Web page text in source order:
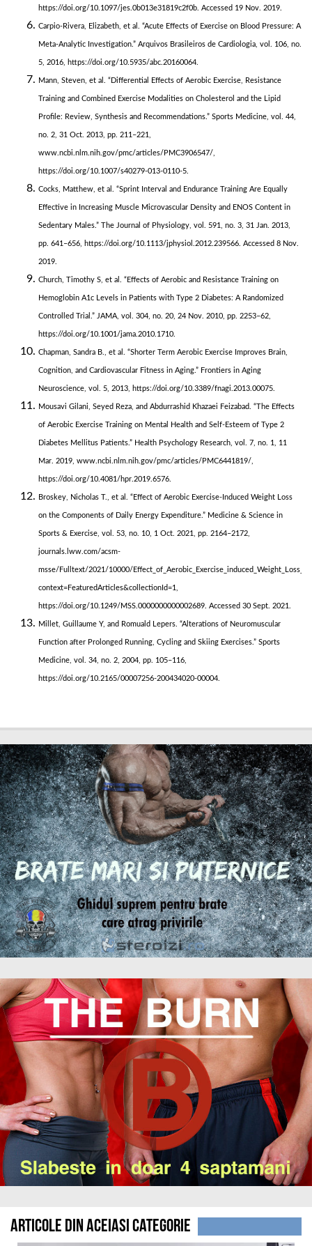
https://doi.org/10.1097/jes.0b013e31819c2f0b. Accessed 19 Nov. 2019.
Carpio-Rivera, Elizabeth, et al. “Acute Effects of Exercise on Blood Pressure: A
Meta-Analytic Investigation.” Arquivos Brasileiros de Cardiologia, vol. 106, no.
5, 2016, https://doi.org/10.5935/abc.20160064.
Mann, Steven, et al. “Differential Effects of Aerobic Exercise, Resistance
Training and Combined Exercise Modalities on Cholesterol and the Lipid
Profile: Review, Synthesis and Recommendations.” Sports Medicine, vol. 44,
no. 2, 31 Oct. 2013, pp. 211–221,
www.ncbi.nlm.nih.gov/pmc/articles/PMC3906547/,
https://doi.org/10.1007/s40279-013-0110-5.
Cocks, Matthew, et al. “Sprint Interval and Endurance Training Are Equally
Effective in Increasing Muscle Microvascular Density and ENOS Content in
Sedentary Males.” The Journal of Physiology, vol. 591, no. 3, 31 Jan. 2013,
pp. 641–656, https://doi.org/10.1113/jphysiol.2012.239566. Accessed 8 Nov.
2019.
Church, Timothy S, et al. “Effects of Aerobic and Resistance Training on
Hemoglobin A1c Levels in Patients with Type 2 Diabetes: A Randomized
Controlled Trial.” JAMA, vol. 304, no. 20, 24 Nov. 2010, pp. 2253–62,
https://doi.org/10.1001/jama.2010.1710.
Chapman, Sandra B., et al. “Shorter Term Aerobic Exercise Improves Brain,
Cognition, and Cardiovascular Fitness in Aging.” Frontiers in Aging
Neuroscience, vol. 5, 2013, https://doi.org/10.3389/fnagi.2013.00075.
Mousavi Gilani, Seyed Reza, and Abdurrashid Khazaei Feizabad. “The Effects
of Aerobic Exercise Training on Mental Health and Self-Esteem of Type 2
Diabetes Mellitus Patients.” Health Psychology Research, vol. 7, no. 1, 11
Mar. 2019, www.ncbi.nlm.nih.gov/pmc/articles/PMC6441819/,
https://doi.org/10.4081/hpr.2019.6576.
Broskey, Nicholas T., et al. “Effect of Aerobic Exercise-Induced Weight Loss
on the Components of Daily Energy Expenditure.” Medicine & Science in
Sports & Exercise, vol. 53, no. 10, 1 Oct. 2021, pp. 2164–2172,
journals.lww.com/acsm-
msse/Fulltext/2021/10000/
context=FeaturedArticles&collectionId=1,
https://doi.org/10.1249/MSS.0000000000002689. Accessed 30 Sept. 2021.
Millet, Guillaume Y, and Romuald Lepers. “Alterations of Neuromuscular
Function after Prolonged Running, Cycling and Skiing Exercises.” Sports
Medicine, vol. 34, no. 2, 2004, pp. 105–116,
https://doi.org/10.2165/00007256-200434020-00004.
Articole din aceiasi categorie